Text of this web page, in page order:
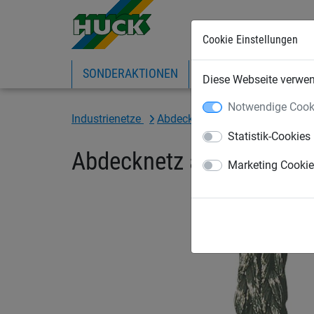
Cookie Einstellungen
Diese Webseite
Notwendige
Statistik-Cookies
Marketing
SONDERAKTIONEN EXPRESS-SHOP
Industrienetze Abdecknetze und -planen
Abdecknetz aus PP, ca.